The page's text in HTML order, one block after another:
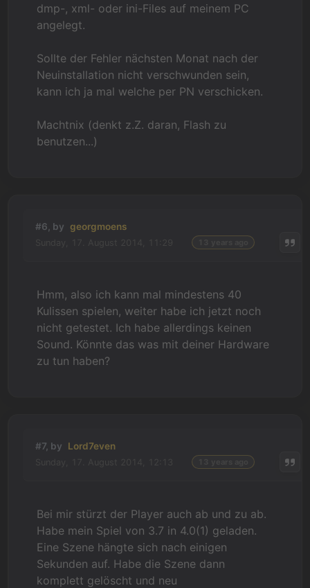
dmp-, xml- oder ini-Files auf meinem PC
angelegt.
Sollte der Fehler nächsten Monat nach der
Neuinstallation nicht verschwunden sein,
kann ich ja mal welche per PN verschicken.
Machtnix (denkt z.Z. daran, Flash zu
benutzen...)
#6, by georgmoens
Hmm, also ich kann mal mindestens 40
Kulissen spielen, weiter habe ich jetzt noch
nicht getestet. Ich habe allerdings keinen
Sound. Könnte das was mit deiner Hardware
zu tun haben?
#7, by Lord7even
Bei mir stürzt der Player auch ab und zu ab.
Habe mein Spiel von 3.7 in 4.0(1) geladen.
Eine Szene hängte sich nach einigen
Sekunden auf. Habe die Szene dann
komplett gelöscht und neu